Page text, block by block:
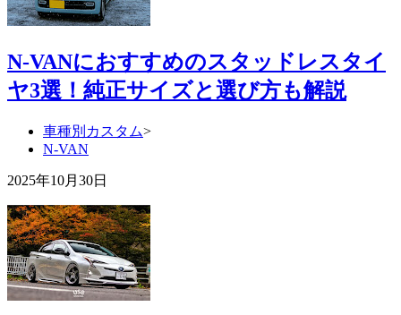
N-VANにおすすめのスタッドレスタイ
ヤ3選！純正サイズと選び方も解説
車種別カスタム>
N-VAN
2025年10月30日